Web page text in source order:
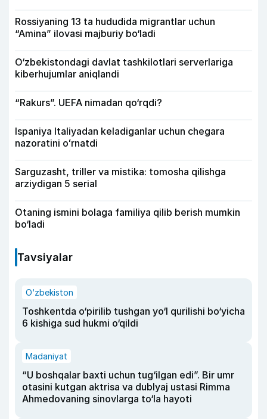
Rossiyaning 13 ta hududida migrantlar uchun
“Amina” ilovasi majburiy bo‘ladi
O‘zbekistondagi davlat tashkilotlari serverlariga
kiberhujumlar aniqlandi
“Rakurs”. UEFA nimadan qo‘rqdi?
Ispaniya Italiyadan keladiganlar uchun chegara
nazoratini oʻrnatdi
Sarguzasht, triller va mistika: tomosha qilishga
arziydigan 5 serial
Otaning ismini bolaga familiya qilib berish mumkin
bo‘ladi
Tavsiyalar
O‘zbekiston
Toshkentda o‘pirilib tushgan yo‘l qurilishi bo‘yicha
6 kishiga sud hukmi o‘qildi
Madaniyat
“U boshqalar baxti uchun tug‘ilgan edi”. Bir umr
otasini kutgan aktrisa va dublyaj ustasi Rimma
Ahmedovaning sinovlarga to‘la hayoti